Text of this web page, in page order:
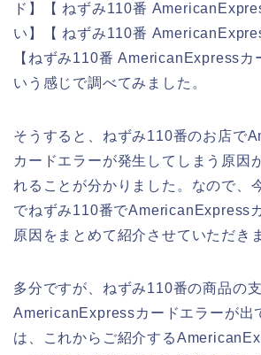
ド】【 ねずみ110番
い】【 ねずみ110番
【ねずみ110番 AmericanExpress
いう感じで調べてみました。
そうすると、ねずみ110番のお店で
カードエラーが発生してしまう原因
れることが分かりました。なので、
でねずみ110番でAmericanExpress
原因をまとめて紹介させていただき
多分ですが、ねずみ110番の商品の
AmericanExpressカードエラーが出
は、これからご紹介する